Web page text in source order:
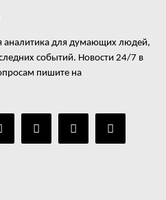
аналитика для думающих людей,
событий. Новости 24/7 в
пишите на